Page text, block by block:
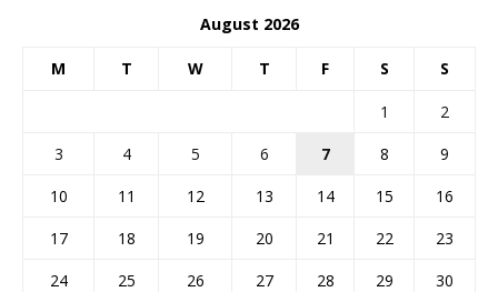
August 2026
M T W T F S S
1
2
3
4 5 6 7 8
9
10
11 12 13 14 15
16
17
18 19 20 21 22
23
24
25 26 27 28 29
30